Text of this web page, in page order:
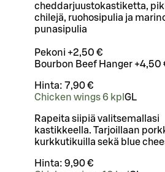
cheddarjuustokastiketta,
chilejä, ruohosipulia ja
punasipulia
Pekoni +2,50 €
Bourbon Beef Hanger +4,50
Hinta: 7,90 €
Chicken wings 6 kpl GL
Rapeita siipiä valitsemallasi
kastikkeella. Tarjoillaan
kurkkutikuilla sekä blue
Hinta: 9,90 €